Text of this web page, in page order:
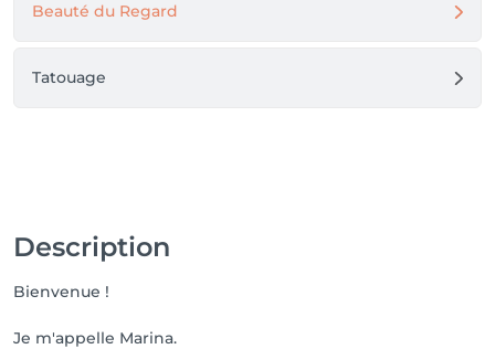
Beauté du Regard
Tatouage
Description
Bienvenue !
Je m'appelle Marina.